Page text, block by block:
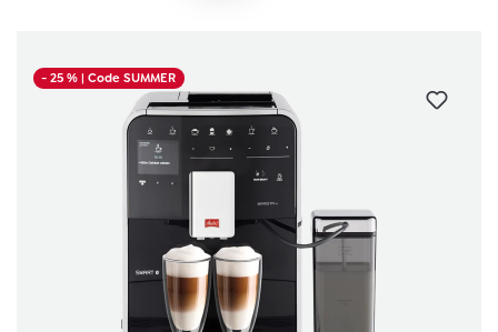
- 25 %| Code SUMMER